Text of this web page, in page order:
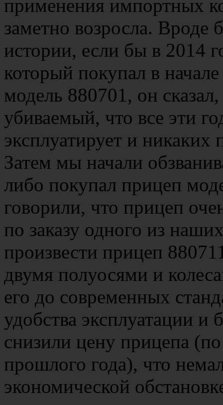
применения импортных
заметно возросла. Вроде
истории, если бы в 2014
который покупал в
модель 880701, он
убиваемый, что все эти
эксплуатирует и
Затем мы начали
либо покупал прицеп
говорили, что прицеп
по заказу одного из
произвести прицеп
двумя полуосями и
его до современных
удобства эксплуатации
снизили цену прицепа
прошлого года), что
экономической